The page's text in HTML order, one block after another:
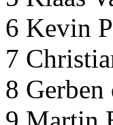
6 Kevin
7
8